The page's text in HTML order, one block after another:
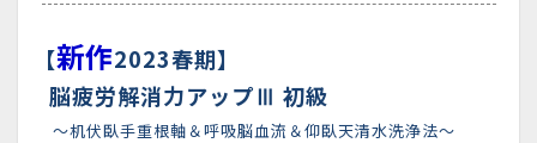
【新作2023春期】
脳疲労解消力アップⅢ 初級
～机伏臥手重根軸＆呼吸脳血流＆仰臥天清水洗浄法～